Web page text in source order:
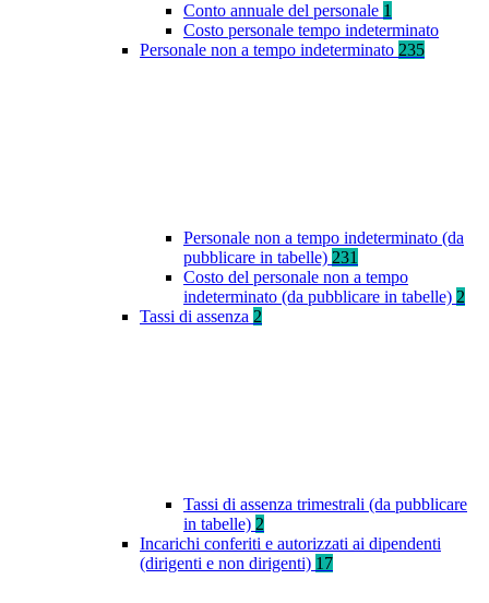
Conto annuale del personale 1
Costo personale tempo indeterminato
Personale non a tempo indeterminato 235
Personale non a tempo indeterminato (da
pubblicare in tabelle) 231
Costo del personale non a tempo
indeterminato (da pubblicare in tabelle) 2
Tassi di assenza 2
Tassi di assenza trimestrali (da pubblicare
in tabelle) 2
Incarichi conferiti e autorizzati ai dipendenti
(dirigenti e non dirigenti) 17